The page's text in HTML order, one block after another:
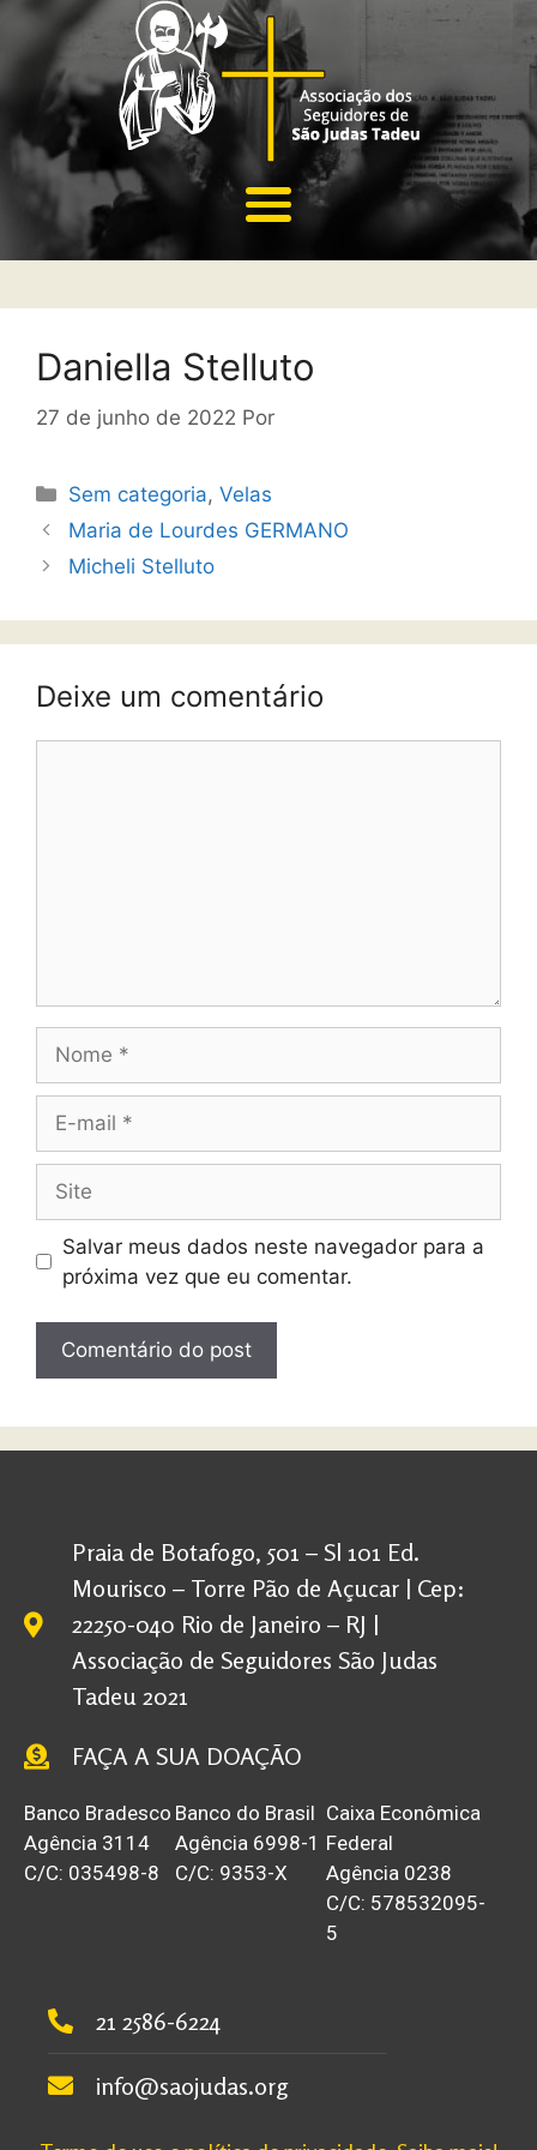
Daniella Stelluto
27 de junho de 2022 Por
Sem categoria,Velas
Maria de Lourdes GERMANO
Micheli Stelluto
Deixe um comentário
Salvar meus dados neste navegador para a
próxima vez que eu comentar.
Praia de Botafogo, 501 – Sl 101 Ed.
Mourisco – Torre Pão de Açucar | Cep:
22250-040 Rio de Janeiro – RJ |
Associação de Seguidores São Judas
Tadeu 2021
FAÇA A SUA DOAÇÃO
Banco Bradesco
Agência 3114
C/C: 035498-8
Banco do Brasil
Agência 6998-1
C/C: 9353-X
Caixa Econômica
Federal
Agência 0238
C/C: 578532095-
5
21 2586-6224
info@saojudas.org